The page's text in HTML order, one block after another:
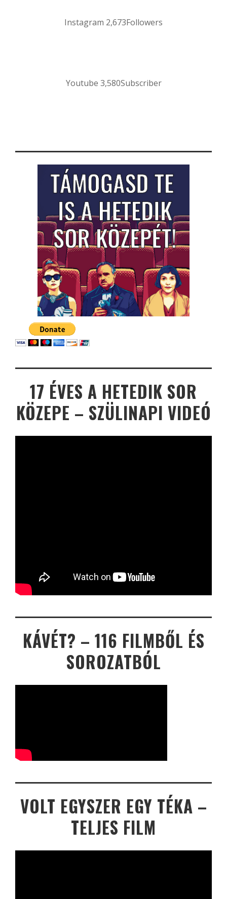
Instagram 2,673Followers
Youtube 3,580Subscriber
17 ÉVES A HETEDIK SOR
KÖZEPE – SZÜLINAPI VIDEÓ
KÁVÉT? – 116 FILMBŐL ÉS
SOROZATBÓL
VOLT EGYSZER EGY TÉKA –
TELJES FILM